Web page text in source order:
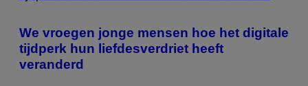
We vroegen jonge mensen hoe het digitale
tijdperk hun liefdesverdriet heeft
veranderd